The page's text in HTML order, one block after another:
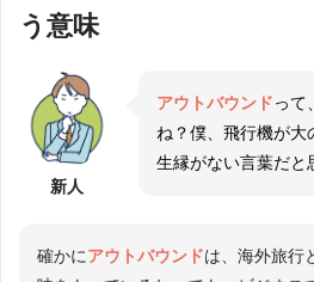
う意味
新人
アウトバウンドって
ね？僕、飛行機が大
生縁がない言葉だと
確かにアウトバウンドは、海外旅行